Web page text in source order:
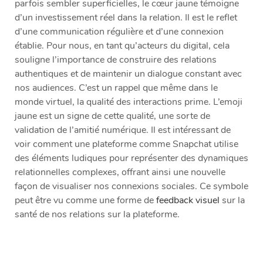
parfois sembler superficielles, le cœur jaune témoigne
d’un investissement réel dans la relation. Il est le reflet
d’une communication régulière et d’une connexion
établie. Pour nous, en tant qu’acteurs du digital, cela
souligne l’importance de construire des relations
authentiques et de maintenir un dialogue constant avec
nos audiences. C’est un rappel que même dans le
monde virtuel, la qualité des interactions prime. L’emoji
jaune est un signe de cette qualité, une sorte de
validation de l’amitié numérique. Il est intéressant de
voir comment une plateforme comme Snapchat utilise
des éléments ludiques pour représenter des dynamiques
relationnelles complexes, offrant ainsi une nouvelle
façon de visualiser nos connexions sociales. Ce symbole
peut être vu comme une forme defeedback visuel sur la
santé de nos relations sur la plateforme.